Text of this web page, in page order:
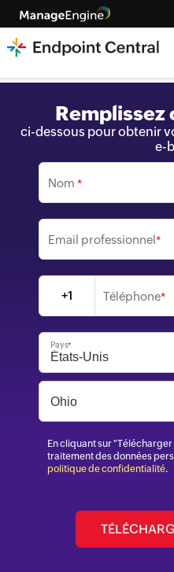
Remplissez
ci-dessous pour obtenir
e-
Nom *
Email professionnel*
+1 Téléphone*
Pays*
En cliquant sur
traitement des données
politique de confidentialité.